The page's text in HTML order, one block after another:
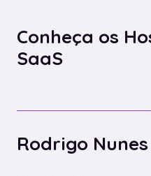
Conheça os
SaaS
Rodrigo Nunes